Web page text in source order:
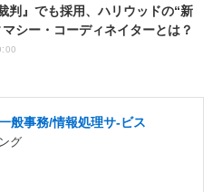
判』でも採用、ハリウッドの“新
シー・コーディネイターとは？
般事務/情報処理サ-ビス
グ